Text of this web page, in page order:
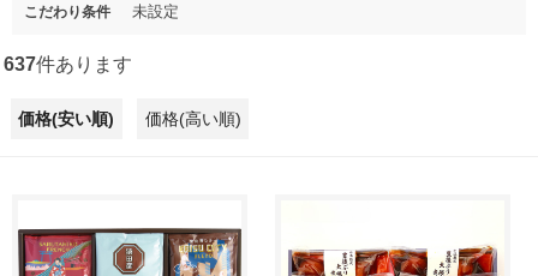
こだわり条件 未設定
637件あります
価格(安い順) 価格(高い順)